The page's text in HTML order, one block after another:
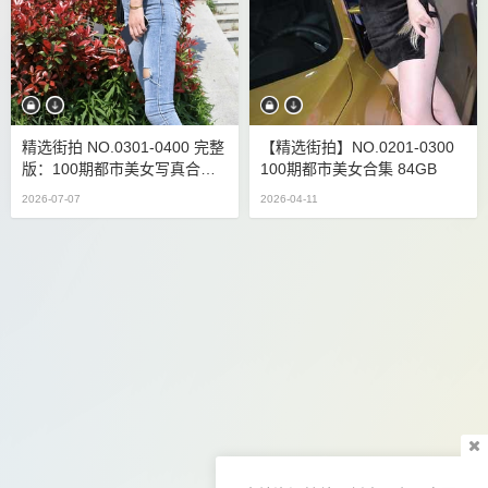
精选街拍 NO.0301-0400 完整
版：100期都市美女写真合集
2026-07-07
【精选街拍】NO.0201-0300
100期都市美女合集 84GB
2026-04-11